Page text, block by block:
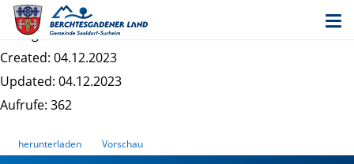
Schalltechnische Stellungnahme Haberland Ost
Dateigrösse: 704.16 KB
Created: 04.12.2023
Updated: 04.12.2023
Aufrufe: 362
herunterladen Vorschau